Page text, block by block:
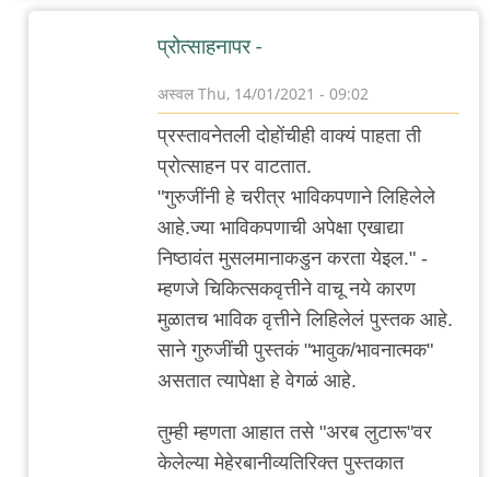
प्रोत्साहनापर -
अस्वल Thu, 14/01/2021 - 09:02
In
reply
to
चिमणराव
सानेगुरुजींचे
पुस्तक
गंभीरपणे
लिहिलेल
फिक्शन
आहे
प्रस्तावनेतली दोहोंचीही वाक्यं पाहता ती
प्रोत्साहन पर वाटतात.
"गुरुजींनी हे चरीत्र भाविकपणाने लिहिलेले
आहे.ज्या भाविकपणाची अपेक्षा एखाद्या
निष्ठावंत मुसलमानाकडुन करता येइल." -
म्हणजे चिकित्सकवृत्तीने वाचू नये कारण
मुळातच भाविक वृत्तीने लिहिलेलं पुस्तक आहे.
साने गुरुजींची पुस्तकं "भावुक/भावनात्मक"
असतात त्यापेक्षा हे वेगळं आहे.
तुम्ही म्हणता आहात तसे "अरब लुटारू"वर
केलेल्या मेहेरबानीव्यतिरिक्त पुस्तकात